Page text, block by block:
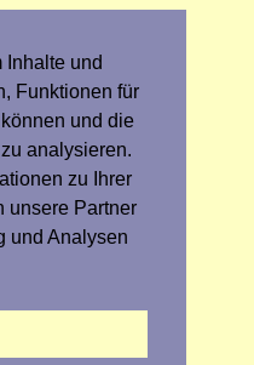
Inhalte und
Funktionen für
und die
analysieren.
zu Ihrer
unsere Partner
und Analysen